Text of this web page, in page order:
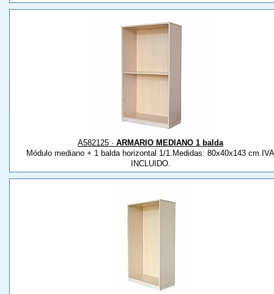
A582125 · ARMARIO MEDIANO 1 balda
Módulo mediano + 1 balda horizontal 1/1.Medidas: 80x40x143 cm.IVA
INCLUIDO.